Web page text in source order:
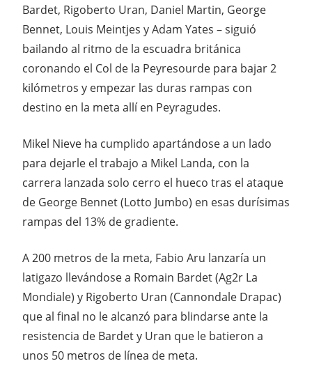
Bardet, Rigoberto Uran, Daniel Martin, George
Bennet, Louis Meintjes y Adam Yates – siguió
bailando al ritmo de la escuadra británica
coronando el Col de la Peyresourde para bajar 2
kilómetros y empezar las duras rampas con
destino en la meta allí en Peyragudes.
Mikel Nieve ha cumplido apartándose a un lado
para dejarle el trabajo a Mikel Landa, con la
carrera lanzada solo cerro el hueco tras el ataque
de George Bennet (Lotto Jumbo) en esas durísimas
rampas del 13% de gradiente.
A 200 metros de la meta, Fabio Aru lanzaría un
latigazo llevándose a Romain Bardet (Ag2r La
Mondiale) y Rigoberto Uran (Cannondale Drapac)
que al final no le alcanzó para blindarse ante la
resistencia de Bardet y Uran que le batieron a
unos 50 metros de línea de meta.